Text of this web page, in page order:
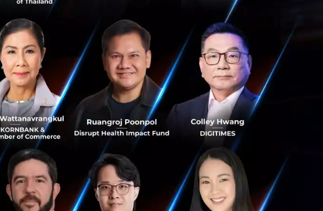
ขที่เหมาะสม มันละลายแร่ซิลิ
น (Spodumene) แร่ที่มักถูกขุด
นะนำจาก Doug Wicks ที่ปรึกษา
Agency-Energy (ARPA-E)
าเผาที่อุณหภูมิสูงราว 1,000
ถูกดึงออกมาได้ง่ายขึ้น การข้าม